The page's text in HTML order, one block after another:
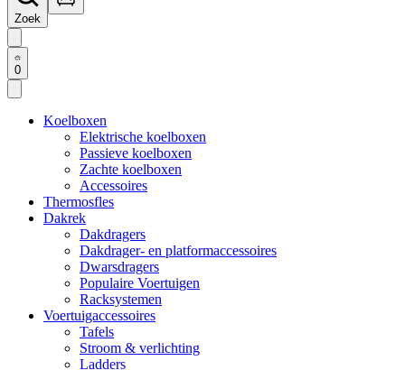
Zoek
0
Koelboxen
Elektrische koelboxen
Passieve koelboxen
Zachte koelboxen
Accessoires
Thermosfles
Dakrek
Dakdragers
Dakdrager- en platformaccessoires
Dwarsdragers
Populaire Voertuigen
Racksystemen
Voertuigaccessoires
Tafels
Stroom & verlichting
Ladders